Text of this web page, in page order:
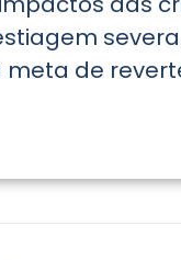
de